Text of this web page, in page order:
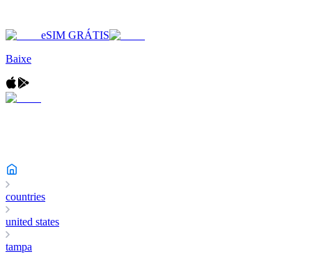
eSIM GRÁTIS
Baixe
countries
united states
tampa